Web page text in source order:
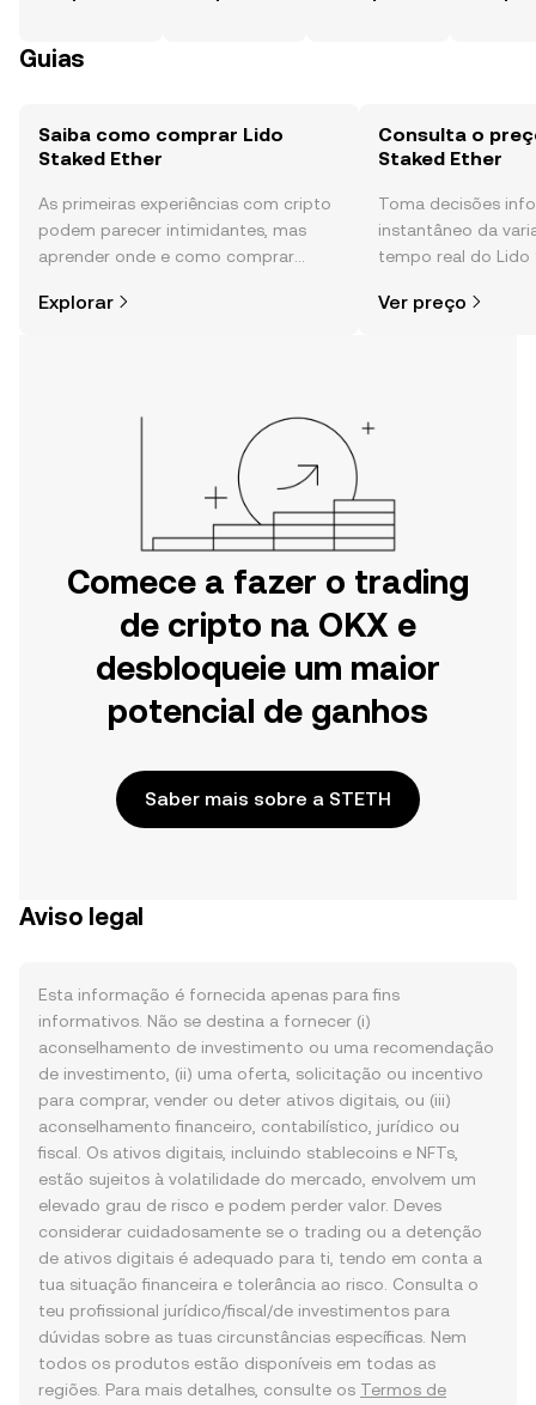
Guias
Saiba como comprar Lido
Staked Ether
As primeiras experiências com cripto
podem parecer intimidantes, mas
aprender onde e como comprar
Começa a tua viagem na aplicação
Explorar
Consulta o
Staked Ether
Toma decisões
instantâneo da
tempo real do Lido
e muito mais.
Ver preço
Comece a fazer o trading
de cripto na OKX e
desbloqueie um maior
potencial de ganhos
Saber mais sobre a STETH
Aviso legal
Esta informação é fornecida apenas para fins
informativos. Não se destina a fornecer (i)
aconselhamento de investimento ou uma recomendação
de investimento, (ii) uma oferta, solicitação ou incentivo
para comprar, vender ou deter ativos digitais, ou (iii)
aconselhamento financeiro, contabilístico, jurídico ou
fiscal. Os ativos digitais, incluindo stablecoins e NFTs,
estão sujeitos à volatilidade do mercado, envolvem um
elevado grau de risco e podem perder valor. Deves
considerar cuidadosamente se o trading ou a detenção
de ativos digitais é adequado para ti, tendo em conta a
tua situação financeira e tolerância ao risco. Consulta o
teu profissional jurídico/fiscal/de investimentos para
dúvidas sobre as tuas circunstâncias específicas. Nem
todos os produtos estão disponíveis em todas as
regiões. Para mais detalhes, consulte os Termos de